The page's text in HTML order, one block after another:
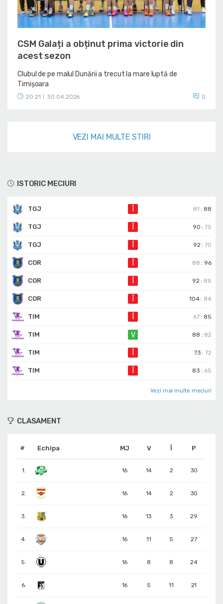
ISTORIC MECIURI
TGJ 81 : 88
TGJ 90 :75
TGJ 92 :70
COR 88 : 96
COR 92 : 85
COR 104 : 84
TIM 67 : 85
TIM V 88 : 82
TIM 73 :72
TIM 83 : 65
Vezi mai multe meciuri
CSM Galați a obținut prima victorie din
acest sezon
Clubul de pe malul Dunării a trecut la mare luptă de
Timișoara
20:21 30.04.2026 0
VEZI MAI MULTE STIRI
CLASAMENT
# Echipa MJ V Î P
1. 16 14 2 30
2. 16 14 2 30
3. 16 13 3 29
4. 16 11 5 27
5. 16 8 8 24
6. 16 5 11 21